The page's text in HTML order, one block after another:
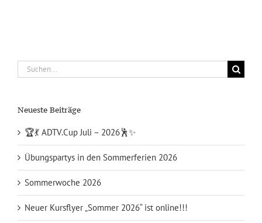
Suche
nach:
Neueste Beiträge
🏆💃 ADTV.Cup Juli – 2026🕺✨
Übungspartys in den Sommerferien 2026
Sommerwoche 2026
Neuer Kursflyer „Sommer 2026“ ist online!!!